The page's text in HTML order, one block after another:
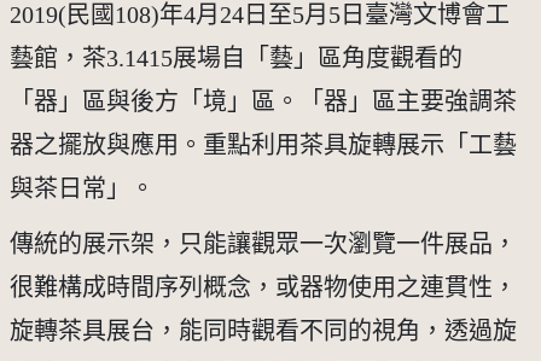
2019(民國108)年4月24日至5月5日臺灣文博會工
藝館，茶3.1415展場自「藝」區角度觀看的
「器」區與後方「境」區。「器」區主要強調茶
器之擺放與應用。重點利用茶具旋轉展示「工藝
與茶日常」。
傳統的展示架，只能讓觀眾一次瀏覽一件展品，
很難構成時間序列概念，或器物使用之連貫性，
旋轉茶具展台，能同時觀看不同的視角，透過旋